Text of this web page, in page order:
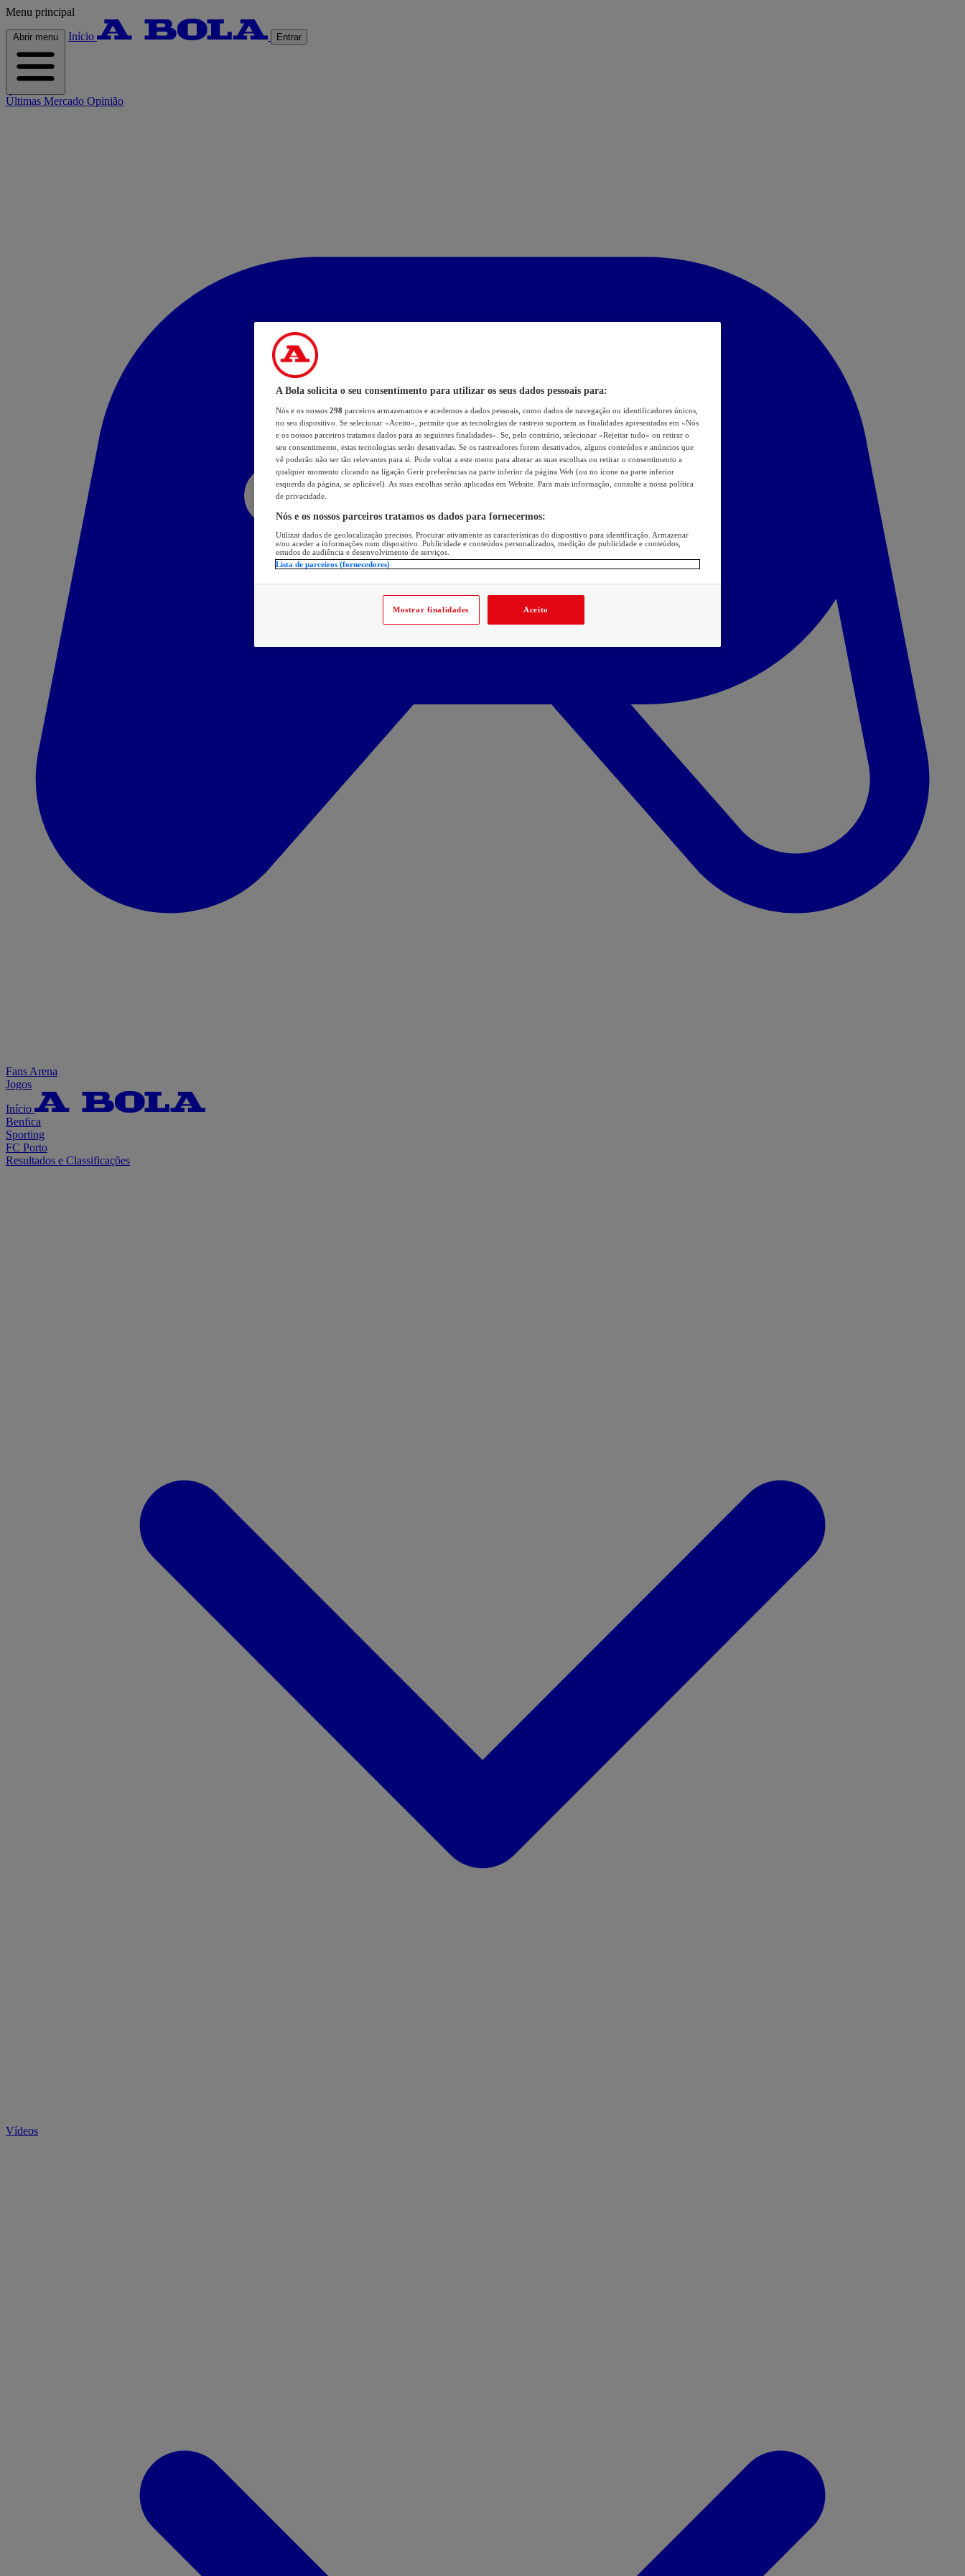
Menu principal
Abrir menu Início Entrar
Últimas Mercado Opinião
Fans Arena
Jogos
Início
Benfica
Sporting
FC Porto
Resultados e Classificações
Vídeos
A Bola solicita o seu consentimento para utilizar os seus dados pessoais para:
Nós e os nossos 298 parceiros armazenamos e acedemos a dados pessoais, como dados de navegação ou identificadores únicos,
no seu dispositivo. Se selecionar «Aceito», permite que as tecnologias de rastreio suportem as finalidades apresentadas em «Nós
e os nossos parceiros tratamos dados para as seguintes finalidades». Se, pelo contrário, selecionar «Rejeitar tudo» ou retirar o
seu consentimento, estas tecnologias serão desativadas. Se os rastreadores forem desativados, alguns conteúdos e anúncios que
vê poderão não ser tão relevantes para si. Pode voltar a este menu para alterar as suas escolhas ou retirar o consentimento a
qualquer momento clicando na ligação Gerir preferências na parte inferior da página Web (ou no ícone na parte inferior
esquerda da página, se aplicável). As suas escolhas serão aplicadas em Website. Para mais informação, consulte a nossa política
de privacidade.
Nós e os nossos parceiros tratamos os dados para fornecermos:
Utilizar dados de geolocalização precisos. Procurar ativamente as características do dispositivo para identificação. Armazenar
e/ou aceder a informações num dispositivo. Publicidade e conteúdos personalizados, medição de publicidade e conteúdos,
estudos de audiência e desenvolvimento de serviços.
Lista de parceiros (fornecedores)
Mostrar finalidades Aceito